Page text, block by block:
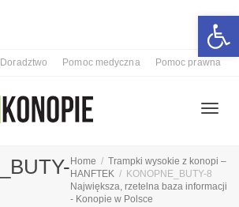
Doradztwo Pomoc medyczna Pomoc prawna
Home
Trampki wysokie z konopi –
HANFTEK
KONOPNE_BUTY-8
Największa, rzetelna baza informacji
- Konopie w Polsce